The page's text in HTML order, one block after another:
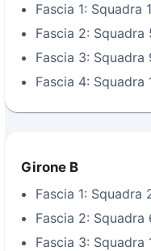
Fascia 1: Squadra 1
Fascia 2: Squadra
Fascia 3: Squadra
Fascia 4: Squadra
Girone B
Fascia 1: Squadra
Fascia 2: Squadra
Fascia 3: Squadra